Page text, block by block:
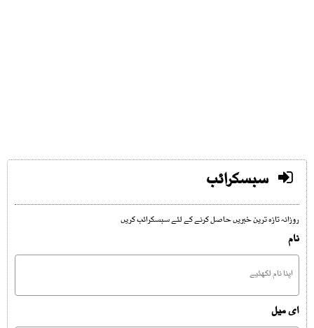
سبسکرائب
روزانہ تازہ ترین خبریں حاصل کرنے کے لئے سبسکرائب کریں
نام
ای میل